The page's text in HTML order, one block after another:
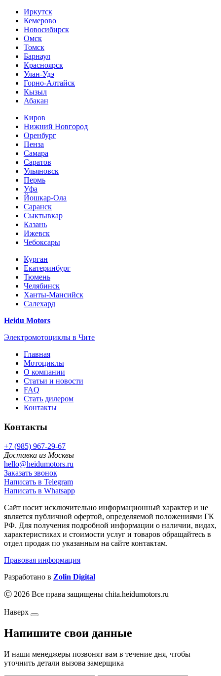
Иркутск
Кемерово
Новосибирск
Омск
Томск
Барнаул
Красноярск
Улан-Удэ
Горно-Алтайск
Кызыл
Абакан
Киров
Нижний Новгород
Оренбург
Пенза
Самара
Саратов
Ульяновск
Пермь
Уфа
Йошкар-Ола
Саранск
Сыктывкар
Казань
Ижевск
Чебоксары
Курган
Екатеринбург
Тюмень
Челябинск
Ханты-Мансийск
Салехард
Heidu Motors
Электромотоциклы в Чите
Главная
Мотоциклы
О компании
Статьи и новости
FAQ
Стать дилером
Контакты
Контакты
+7 (985) 967-29-67
Доставка из Москвы
hello@heidumotors.ru
Заказать звонок
Написать в Telegram
Написать в Whatsapp
Сайт носит исключительно информационный характер и не
является публичной офертой, определяемой положениями ГК
РФ. Для получения подробной информации о наличии, видах,
характеристиках и стоимости услуг и товаров обращайтесь в
отдел продаж по указанным на сайте контактам.
Правовая информация
Разработано в Zolin Digital
Ⓒ 2026 Все права защищены chita.heidumotors.ru
Наверх
Напишите свои данные
И наши менеджеры позвонят вам в течение дня, чтобы
уточнить детали вызова замерщика